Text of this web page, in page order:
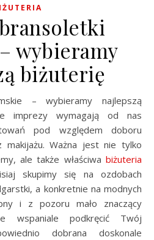
wybieramy
biżuterię
imprezy wymagają od nas
pod względem doboru
makijażu. Ważna jest nie tylko
ale także właściwa biżuteria
skupimy się na ozdobach
a konkretnie na modnych
i z pozoru mało znaczący
wspaniale podkręcić Twój
dobrana doskonale